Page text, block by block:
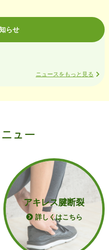
らせ
ニュースをもっと見る
ュー
アキレス腱断裂
詳しくはこちら